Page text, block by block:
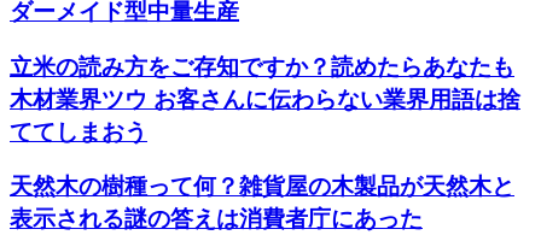
ダーメイド型中量生産
立米の読み方をご存知ですか？読めたらあなたも
木材業界ツウ お客さんに伝わらない業界用語は捨
ててしまおう
天然木の樹種って何？雑貨屋の木製品が天然木と
表示される謎の答えは消費者庁にあった